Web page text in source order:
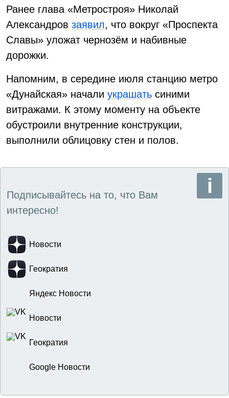
Ранее глава «Метростроя» Николай
Александров заявил, что вокруг «Проспекта
Славы» уложат чернозём и набивные
дорожки.
Напомним, в середине июля станцию метро
«Дунайская» начали украшать синими
витражами. К этому моменту на объекте
обустроили внутренние конструкции,
выполнили облицовку стен и полов.
Подписывайтесь на то, что Вам
интересно!
Новости
Геократия
Яндекс Новости
Новости
Геократия
Google Новости